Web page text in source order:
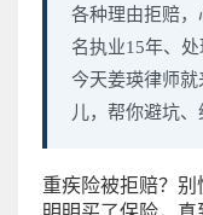
各种理由拒赔
名执业15年、
今天姜瑛律师
儿，帮你避坑、
重疾险被拒赔？